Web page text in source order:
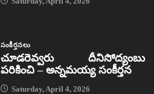
సంకీర్తనలు
చూడరెవ్వరు దీనిసోద్యంబు
పరికించి – అన్నమయ్య సంకీర్తన
Saturday, April 4, 2026